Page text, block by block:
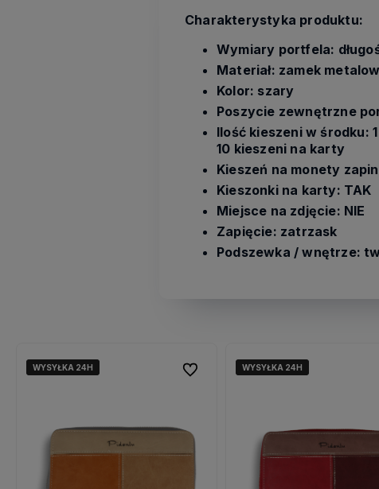
Charakterystyka produktu:
Wymiary portfela:
Materiał: zamek
Kolor: szary
Poszycie zewnętrzne
Ilość kieszeni w środku:
10 kieszeni na karty
Kieszeń na monety
Kieszonki na karty: TAK
Miejsce na zdjęcie: NIE
Zapięcie: zatrzask
Podszewka / wnętrze:
WYSYŁKA 24H
WYSYŁKA 24H Do ulubionych
Do ulubionychWYSYŁKA 24H
WYSYŁKA 24H